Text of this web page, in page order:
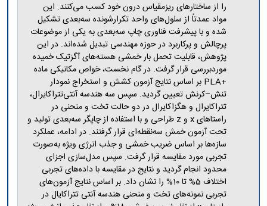
کارآموزی
بنیاد
ملی
نخبگان
شرکت
های
دانش
بنیان
فرآیندها
آئین
نامه
را از ساختارهای ریزمقیاس درون خود کسب می‌کنند. این
مواد عمدتاً از سلول‌های واحد تکرارشونده سه‌بعدی تشکیل
شده و با پیشرفت فناوری چاپ سه‌بعدی به یکی از موضوعات
پرچالش و پرکاربرد در حوزه مهندسی تبدیل شده‌اند. در این
پژوهش، قابلیت تحمل بار خمشی هسته‌های آگزتیک خمیده
موردبررسی قرار گرفت. در گام نخست، خواص مکانیکی ماده
+PLA بر اساس نتایج آزمون کشش و استخراج نمودار
تنش–کرنش تعیین گردید. سپس سه هندسه آنتی‌تتراکایرال،
تتراکایرال و هگزاکایرال در دو حالت تخت و منحنی در
راستاهای x و z طراحی و با استفاده از چاپگر سه‌بعدی تولید و
تحت آزمون خمش سه‌نقطه‌ای قرار گرفتند. در ادامه، عملکرد
سازه‌ها بر اساس ضریب خمشی و جذب انرژی ویژه به‌صورت
تجربی مورد مقایسه قرار گرفت. سپس مدل‌سازی اجزای
محدود انجام گردید و نتایج در مقایسه با داده‌های تجربی
اختلاف 5% تا 10% را نشان داد. بر اساس نتایج آزمون‌های
تجربی نمونه‌های تخت و منحنی هندسه آنتی تتراکایال در